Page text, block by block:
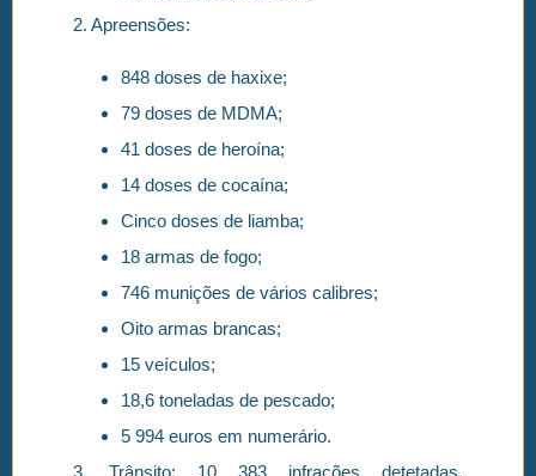
2. Apreensões:
848 doses de haxixe;
79 doses de MDMA;
41 doses de heroína;
14 doses de cocaína;
Cinco doses de liamba;
18 armas de fogo;
746 munições de vários calibres;
Oito armas brancas;
15 veículos;
18,6 toneladas de pescado;
5 994 euros em numerário.
3. Trânsito: 10 383 infrações detetadas,